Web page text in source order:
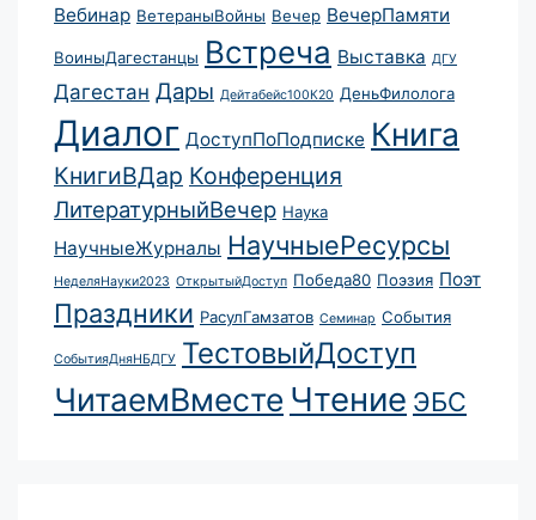
Вебинар ВетераныВойны Вечер ВечерПамяти
ВоиныДагестанцы Встреча Выставка ДГУ
Дагестан Дары Дейтабейс100К20 ДеньФилолога
Диалог ДоступПоПодписке Книга
КнигиВДар Конференция
ЛитературныйВечер Наука
НаучныеЖурналы НаучныеРесурсы
НеделяНауки2023 ОткрытыйДоступ Победа80 Поэзия Поэт
Праздники РасулГамзатов Семинар События
СобытияДняНБДГУ ТестовыйДоступ
ЧитаемВместе Чтение ЭБС